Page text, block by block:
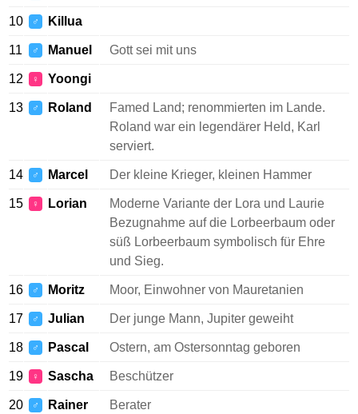
10 ♂ Killua
11 ♂ Manuel Gott sei mit uns
12 ♀ Yoongi
13 ♂ Roland
Famed Land; renommierten im Lande.
Roland war ein legendärer Held, Karl
serviert.
14 ♂ Marcel Der kleine Krieger, kleinen Hammer
15 ♀ Lorian
Moderne Variante der Lora und Laurie
Bezugnahme auf die Lorbeerbaum oder
süß Lorbeerbaum symbolisch für Ehre
und Sieg.
16 ♂ Moritz Moor, Einwohner von Mauretanien
17 ♂ Julian Der junge Mann, Jupiter geweiht
18 ♂ Pascal Ostern, am Ostersonntag geboren
19 ♀ Sascha Beschützer
20 ♂ Rainer Berater